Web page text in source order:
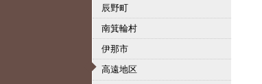
辰野町
南箕輪村
伊那市
高遠地区